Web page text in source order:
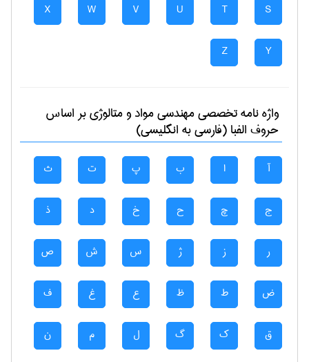
S
T
U
V
W
X
Y
Z
واژه نامه تخصصیمهندسی مواد و متالوژیبر اساس
حروف الفبا (فارسی به انگلیسی)
آ ا ب پ ت ث
ج چ ح خ د ذ
ر ز ژ س ش ص
ض ط ظ ع غ ف
ق ک گ ل م ن